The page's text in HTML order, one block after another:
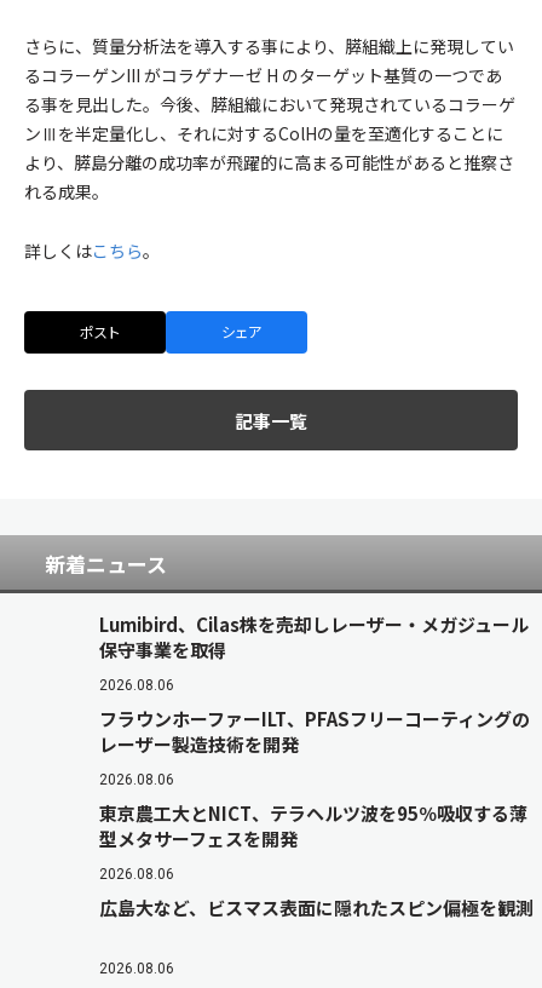
さらに、質量分析法を導入する事により、膵組織上に発現してい
るコラーゲンIII がコラゲナーゼ H のターゲット基質の一つであ
る事を見出した。今後、膵組織において発現されているコラーゲ
ンⅢを半定量化し、それに対するColHの量を至適化することに
より、膵島分離の成功率が飛躍的に高まる可能性があると推察さ
れる成果。
詳しくはこちら。
ポスト シェア
記事一覧
新着ニュース
Lumibird、Cilas株を売却しレーザー・メガジュール
保守事業を取得
2026.08.06
フラウンホーファーILT、PFASフリーコーティングの
レーザー製造技術を開発
2026.08.06
東京農工大とNICT、テラヘルツ波を95％吸収する薄
型メタサーフェスを開発
2026.08.06
広島大など、ビスマス表面に隠れたスピン偏極を観測
2026.08.06